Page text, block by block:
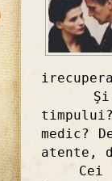
Şi
medic?
atente,
Cei